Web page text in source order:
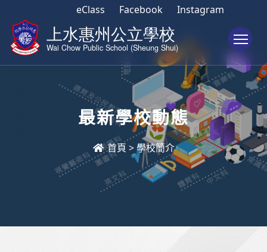
eClass Facebook Instagram
最新學校動態
首頁 > 學校簡介